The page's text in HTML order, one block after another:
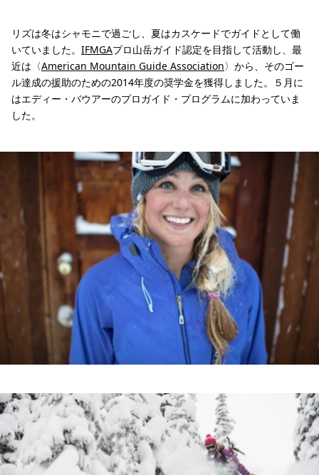
リズは冬はシャモニで過ごし、夏はカスケードでガイドとして働
いていました。 IFMGAプロ山岳ガイド認定を目指して活動し、最
近は〈American Mountain Guide Association〉から、そのゴー
ル達成の援助のための2014年度の奨学金を獲得しました。５月に
はエディー・バウアーのプロガイド・プログラムに加わっていま
した。